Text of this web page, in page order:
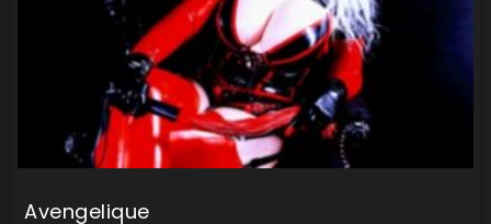
Avengelique